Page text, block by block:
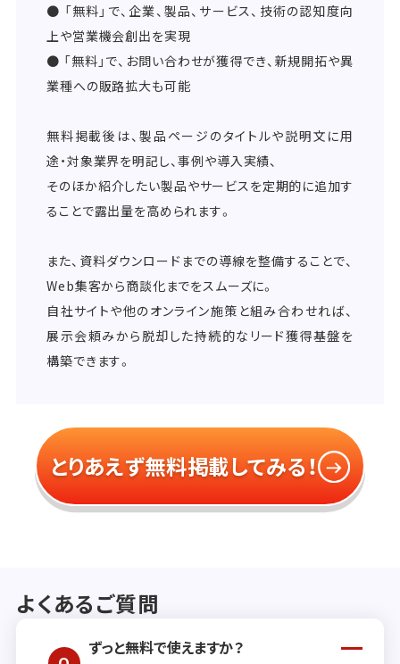
● 「無料」で、企業、製品、サービス、技術の認知度向
上や営業機会創出を実現
● 「無料」で、お問い合わせが獲得でき、新規開拓や異
業種への販路拡大も可能
無料掲載後は、製品ページのタイトルや説明文に用
途・対象業界を明記し、事例や導入実績、
そのほか紹介したい製品やサービスを定期的に追加す
ることで露出量を高められます。
また、資料ダウンロードまでの導線を整備することで、
Web集客から商談化までをスムーズに。
自社サイトや他のオンライン施策と組み合わせれば、
展示会頼みから脱却した持続的なリード獲得基盤を
構築できます。
とりあえず無料掲載してみる！
よくあるご質問
ずっと無料で使えますか？